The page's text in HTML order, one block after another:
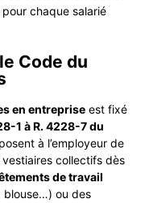
chaque salarié
Code du
en entreprise est fixé
1 à R. 4228-7 du
à l’employeur de
collectifs dès
de travail
blouse…) ou des